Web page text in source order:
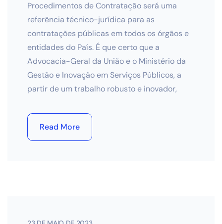
Procedimentos de Contratação será uma
referência técnico-jurídica para as
contratações públicas em todos os órgãos e
entidades do País. É que certo que a
Advocacia-Geral da União e o Ministério da
Gestão e Inovação em Serviços Públicos, a
partir de um trabalho robusto e inovador,
Read More